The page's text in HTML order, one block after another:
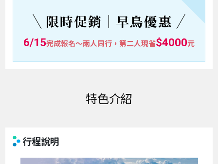
限時促銷｜早鳥優惠
6/15完成報名～兩人同行，第二人現省$4000元
特色介紹
行程說明